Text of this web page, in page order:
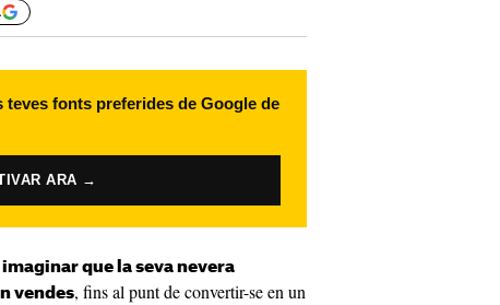
teves fonts preferides de Google de
ARA →
que la seva nevera
vendes, fins al punt de convertir-se en un